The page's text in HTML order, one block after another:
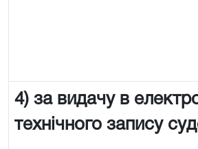
4) за видачу в
технічного запису